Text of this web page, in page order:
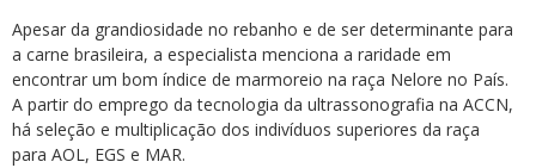
Apesar da grandiosidade no rebanho e de ser determinante para
a carne brasileira, a especialista menciona a raridade em
encontrar um bom índice de marmoreio na raça Nelore no País.
A partir do emprego da tecnologia da ultrassonografia na ACCN,
há seleção e multiplicação dos indivíduos superiores da raça
para AOL, EGS e MAR.